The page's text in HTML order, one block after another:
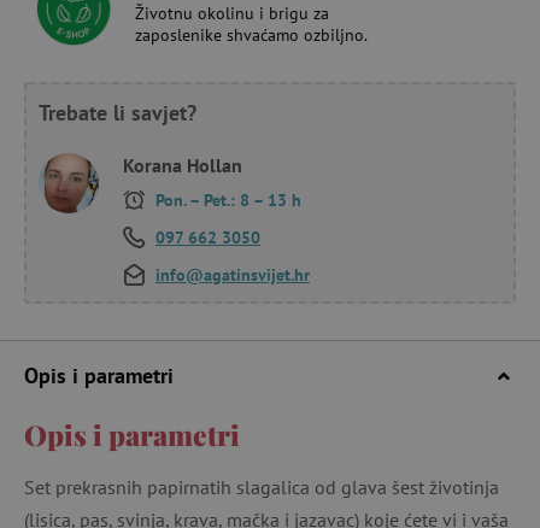
Životnu okolinu i brigu za
zaposlenike shvaćamo ozbiljno.
Trebate li savjet?
Korana Hollan
Pon. – Pet.: 8 – 13 h
097 662 3050
info@agatinsvijet.hr
Opis i parametri
Opis i parametri
Set prekrasnih papirnatih slagalica od glava šest životinja
(lisica, pas, svinja, krava, mačka i jazavac) koje ćete vi i vaša